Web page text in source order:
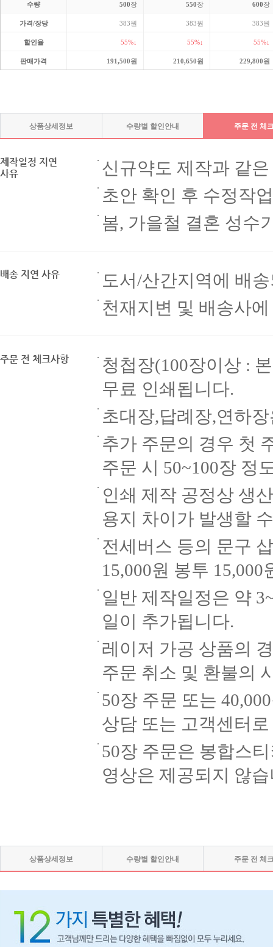
수량 500장 550장 600장
가격/장당 383원 383원 383원
할인율 55%↓ 55%↓ 55%↓
판매가격 191,500원 210,650원 229,800원
상품상세정보 수량별 할인안내 주문 전 체
제작일정 지연
사유
신규약도 제작과 같
초안 확인 후 수정작
봄, 가을철 결혼 성수
배송 지연 사유
도서/산간지역에 배
천재지변 및 배송사
주문 전 체크사항
청첩장(100장이상 :
무료 인쇄됩니다.
초대장,답례장,연하
추가 주문의 경우 첫
주문 시 50~100장 정
인쇄 제작 공정상 생
용지 차이가 발생할
전세버스 등의 문구
15,000원 봉투
일반 제작일정은 약
일이 추가됩니다.
레이저 가공 상품의
주문 취소 및 환불의
50장 주문 또는
상담 또는 고객센터
50장 주문은 봉합스
영상은 제공되지 않
상품상세정보 수량별 할인안내 주문 전 체